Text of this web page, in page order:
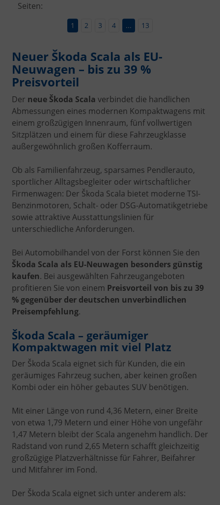
Seiten:
1 2 3 4 ... 13
Neuer Škoda Scala als EU-
Neuwagen – bis zu 39 %
Preisvorteil
Der neue Škoda Scala verbindet die handlichen
Abmessungen eines modernen Kompaktwagens mit
einem großzügigen Innenraum, fünf vollwertigen
Sitzplätzen und einem für diese Fahrzeugklasse
außergewöhnlich großen Kofferraum.
Ob als Familienfahrzeug, sparsames Pendlerauto,
sportlicher Alltagsbegleiter oder wirtschaftlicher
Firmenwagen: Der Škoda Scala bietet moderne TSI-
Benzinmotoren, Schalt- oder DSG-Automatikgetriebe
sowie attraktive Ausstattungslinien für
unterschiedliche Anforderungen.
Bei Automobilhandel von der Forst können Sie den
Škoda Scala als EU-Neuwagen besonders günstig
kaufen. Bei ausgewählten Fahrzeugangeboten
profitieren Sie von einem Preisvorteil von bis zu 39
% gegenüber der deutschen unverbindlichen
Preisempfehlung.
Škoda Scala – geräumiger
Kompaktwagen mit viel Platz
Der Škoda Scala eignet sich für Kunden, die ein
geräumiges Fahrzeug suchen, aber keinen großen
Kombi oder ein höher gebautes SUV benötigen.
Mit einer Länge von rund 4,36 Metern, einer Breite
von etwa 1,79 Metern und einer Höhe von ungefähr
1,47 Metern bleibt der Scala angenehm handlich. Der
Radstand von rund 2,65 Metern schafft gleichzeitig
großzügige Platzverhältnisse für Fahrer, Beifahrer
und Mitfahrer im Fond.
Der Škoda Scala eignet sich unter anderem als: